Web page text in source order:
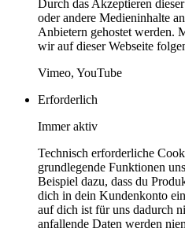
Durch das Akzeptieren
oder andere Medieninhalte
Anbietern gehostet werden.
wir auf dieser Webseite
Vimeo, YouTube
Erforderlich
Immer aktiv
Technisch erforderliche
grundlegende Funktionen
Beispiel dazu, dass du
dich in dein Kundenkonto
auf dich ist für uns dadurch
anfallende Daten werden